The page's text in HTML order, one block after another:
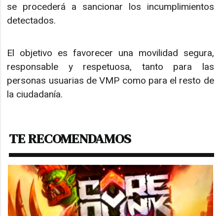
se procederá a sancionar los incumplimientos
detectados.
El objetivo es favorecer una movilidad segura,
responsable y respetuosa, tanto para las
personas usuarias de VMP como para el resto de
la ciudadanía.
TE RECOMENDAMOS